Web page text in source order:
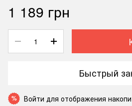
1 189 грн
Быстрый
% Войти для отображения